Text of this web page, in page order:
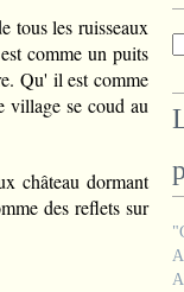
tous les ruisseaux
comme un puits
Qu' il est comme
village se coud au
château dormant
des reflets sur